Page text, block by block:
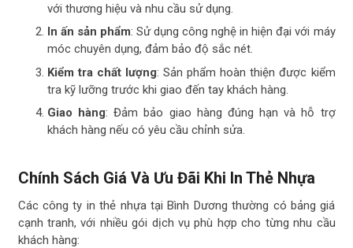
với thương hiệu và nhu cầu sử dụng.
In ấn sản phẩm: Sử dụng công nghệ in hiện đại với máy
móc chuyên dụng, đảm bảo độ sắc nét.
Kiểm tra chất lượng: Sản phẩm hoàn thiện được kiểm
tra kỹ lưỡng trước khi giao đến tay khách hàng.
Giao hàng: Đảm bảo giao hàng đúng hạn và hỗ trợ
khách hàng nếu có yêu cầu chỉnh sửa.
Chính Sách Giá Và Ưu Đãi Khi In Thẻ Nhựa
Các công ty in thẻ nhựa tại Bình Dương thường có bảng giá
cạnh tranh, với nhiều gói dịch vụ phù hợp cho từng nhu cầu
khách hàng: